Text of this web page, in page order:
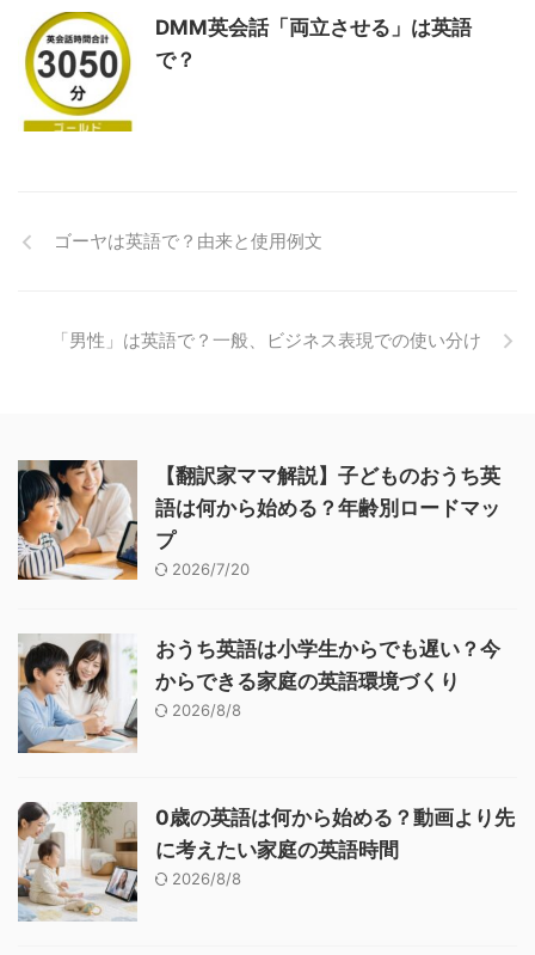
DMM英会話「両立させる」は英語
で？
ゴーヤは英語で？由来と使用例文
「男性」は英語で？一般、ビジネス表現での使い分け
【翻訳家ママ解説】子どものおうち英
語は何から始める？年齢別ロードマッ
プ
2026/7/20
おうち英語は小学生からでも遅い？今
からできる家庭の英語環境づくり
2026/8/8
0歳の英語は何から始める？動画より先
に考えたい家庭の英語時間
2026/8/8